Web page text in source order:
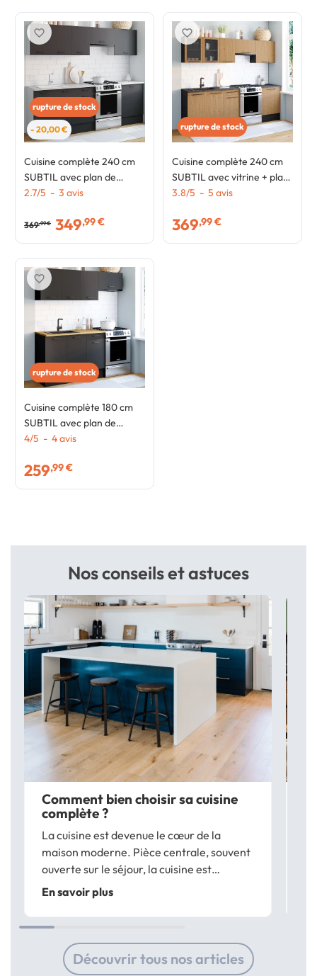
rupture de stock
- 20,00 €
Cuisine complète 240 cm
SUBTIL avec plan de
travail 7 éléments blanc et
2.7/5 - 3 avis
369,99 € 349,99 €
favorite_border
rupture de stock
Cuisine complète 240 cm
SUBTIL avec vitrine + plan
de travail 7 éléments noir
3.8/5 - 5 avis
369,99 €
favorite_border
rupture de stock
Cuisine complète 180 cm
SUBTIL avec plan de
travail 5 éléments noir et
4/5 - 4avis
259,99 €
favorite_border
Nos conseils et astuces
Comment bien choisir sa cuisine
complète ?
La cuisine est devenue le cœur de la
maison moderne. Pièce centrale, souvent
ouverte sur le séjour, la cuisine est
aujourd’hui le lieu où l’on prépare et où l’on
prend les repas, mais aussi cette pièce où
l’on se retrouve pour des moments...
En savoir plus
Découvrir tous nos articles